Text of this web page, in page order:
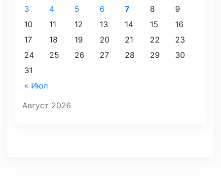
Август 2026
« Июл
3
4 5 6 7 8
9
10
11 12 13 14 15
16
17
18 19 20 21 22
23
24
25 26 27 28 29
30
31